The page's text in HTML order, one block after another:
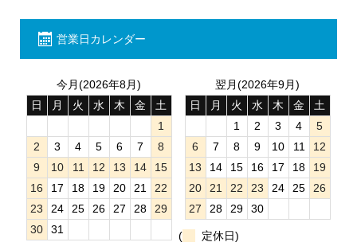
営業日カレンダー
今月(2026年8月)
日
月 火 水 木 金
土
1
2
3 4 5 6 7
8
9
10 11 12 13 14
15
16
17 18 19 20 21
22
23
24 25 26 27 28
29
30
31
翌月(2026年9月)
日
月 火 水 木 金
土
1
2 3 4
5
6
7 8 9 10 11
12
13
14 15 16 17 18
19
20
21 22 23 24 25
26
27
28 29 30
( 定休日)